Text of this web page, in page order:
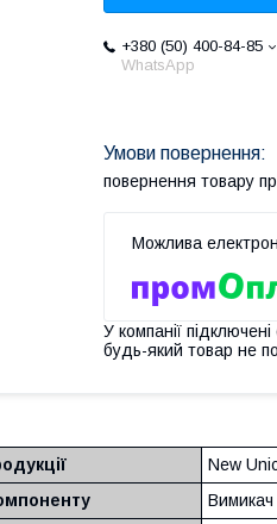
+380 (50) 400-84-85
WhatsApp
повернення товару
У компанії
будь-який товар не
New
Вимикач